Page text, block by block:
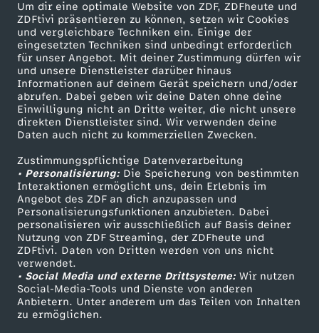
Um dir eine optimale Website von ZDF, ZDFheute und
ZDFtivi präsentieren zu können, setzen wir Cookies
und vergleichbare Techniken ein. Einige der
eingesetzten Techniken sind unbedingt erforderlich
für unser Angebot. Mit deiner Zustimmung dürfen wir
und unsere Dienstleister darüber hinaus
Informationen auf deinem Gerät speichern und/oder
abrufen. Dabei geben wir deine Daten ohne deine
Einwilligung nicht an Dritte weiter, die nicht unsere
direkten Dienstleister sind. Wir verwenden deine
Daten auch nicht zu kommerziellen Zwecken.
Zustimmungspflichtige Datenverarbeitung
• Personalisierung:Die Speicherung von bestimmten
Interaktionen ermöglicht uns, dein Erlebnis im
Angebot des ZDF an dich anzupassen und
Personalisierungsfunktionen anzubieten. Dabei
personalisieren wir ausschließlich auf Basis deiner
Nutzung von ZDF Streaming, der ZDFheute und
ZDFtivi. Daten von Dritten werden von uns nicht
verwendet.
• Social Media und externe Drittsysteme:Wir nutzen
Social-Media-Tools und Dienste von anderen
Anbietern. Unter anderem um das Teilen von Inhalten
zu ermöglichen.
Mehr ZDF
ZDF-Apps
Smart TV
ZDFtext
Livestreams
Sendungen A-Z
TV-Programm
Service
ZDFmitreden
Kontakt zum ZDF
Tickets
Zuschauerservice
Hilfe
ZDF Unternehmen
Karriere